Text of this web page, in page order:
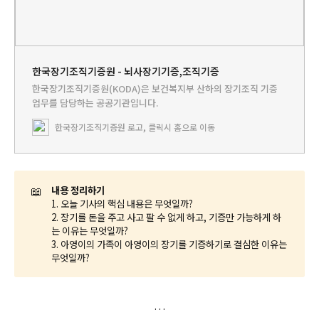
한국장기조직기증원 - 뇌사장기기증,조직기증
한국장기조직기증원(KODA)은 보건복지부 산하의 장기조직 기증
업무를 담당하는 공공기관입니다.
한국장기조직기증원 로고, 클릭시 홈으로 이동
📖
내용 정리하기
1. 오늘 기사의 핵심 내용은 무엇일까?
2. 장기를 돈을 주고 사고 팔 수 없게 하고, 기증만 가능하게 하
는 이유는 무엇일까?
3. 아영이의 가족이 아영이의 장기를 기증하기로 결심한 이유는
무엇일까?